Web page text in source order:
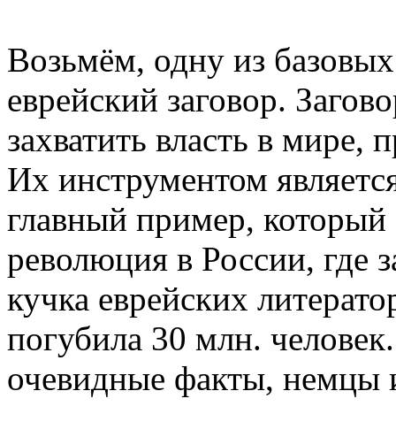
Возьмём, одну из
еврейский заговор.
захватить власть в мире,
Их инструментом
главный пример, который
революция в России, где
кучка еврейских
погубила 30 млн.
очевидные факты, немцы